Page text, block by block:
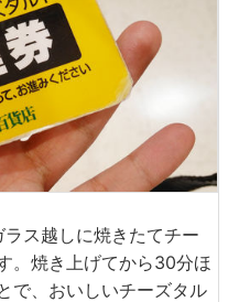
ス越しに焼きたてチー
。焼き上げてから30分ほ
で、おいしいチーズタル